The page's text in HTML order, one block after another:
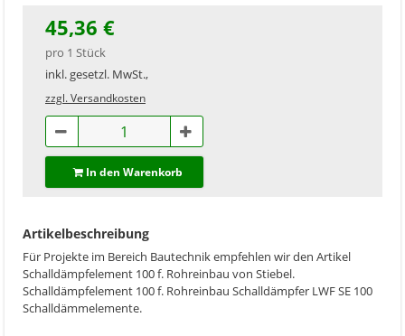
45,36 €
pro 1 Stück
inkl. gesetzl. MwSt.,
zzgl. Versandkosten
In den Warenkorb
Artikelbeschreibung
Für Projekte im Bereich Bautechnik empfehlen wir den Artikel
Schalldämpfelement 100 f. Rohreinbau von Stiebel.
Schalldämpfelement 100 f. Rohreinbau Schalldämpfer LWF SE 100
Schalldämmelemente.